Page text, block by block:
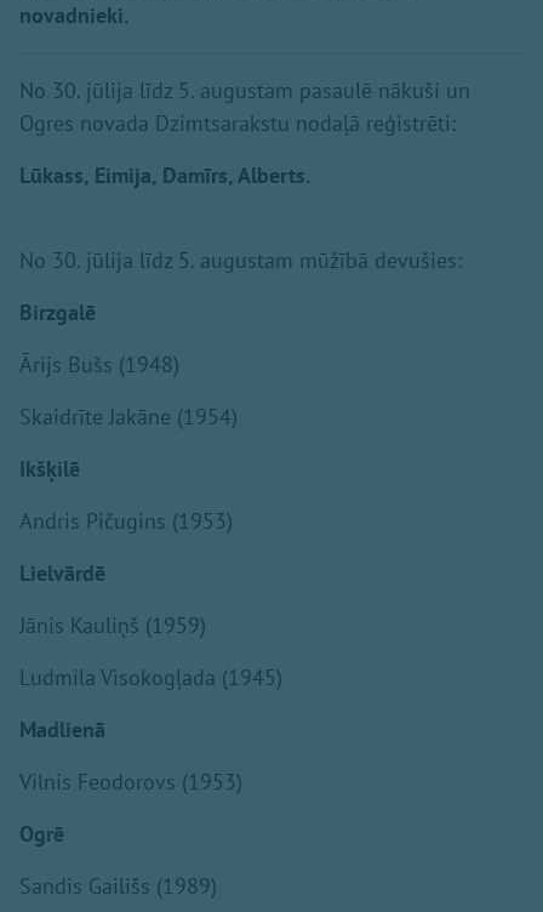
novadnieki.
No 30. jūlija līdz 5. augustam pasaulē nākuši un
Ogres novada Dzimtsarakstu nodaļā reģistrēti:
Lūkass, Eimija, Damīrs, Alberts.
No 30. jūlija līdz 5. augustam mūžībā devušies:
Birzgalē
Ārijs Bušs (1948)
Skaidrīte Jakāne (1954)
Ikšķilē
Andris Pičugins (1953)
Lielvārdē
Jānis Kauliņš (1959)
Ludmila Visokogļada (1945)
Madlienā
Vilnis Feodorovs (1953)
Ogrē
Sandis Gailišs (1989)